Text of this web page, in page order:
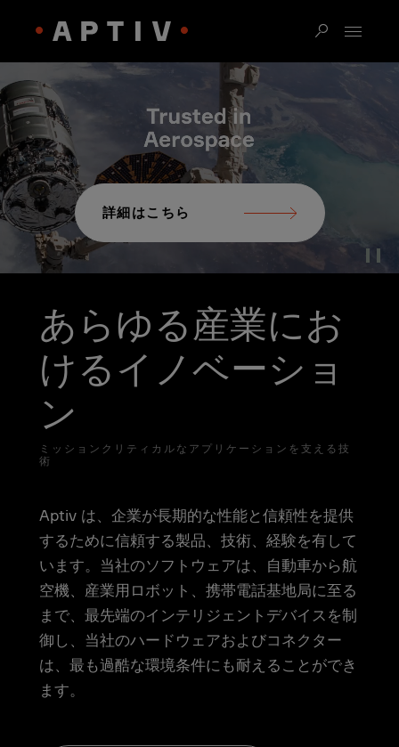
詳細はこちら
あらゆる産業にお
けるイノベーショ
ン
ミッションクリティカルなアプリケーションを支える技
術
Aptiv は、企業が長期的な性能と信頼性を提供
するために信頼する製品、技術、経験を有して
います。当社のソフトウェアは、自動車から航
空機、産業用ロボット、携帯電話基地局に至る
まで、最先端のインテリジェントデバイスを制
御し、当社のハードウェアおよびコネクター
は、最も過酷な環境条件にも耐えることができ
ます。